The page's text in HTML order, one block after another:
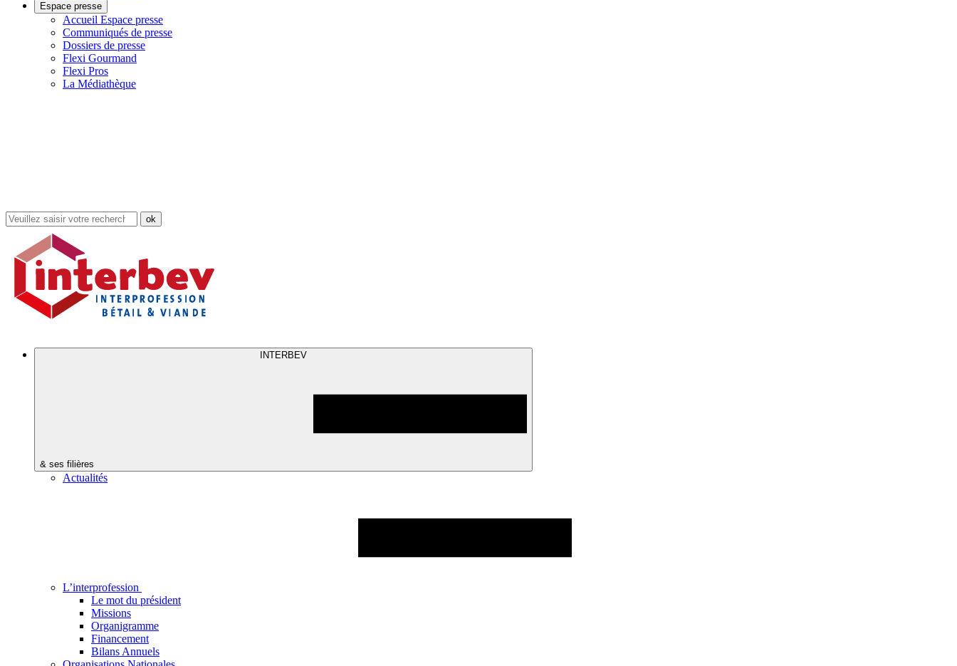
Espace presse
Accueil Espace presse
Communiqués de presse
Dossiers de presse
Flexi Gourmand
Flexi Pros
La Médiathèque
Rechercher
dans
site
INTERBEV
& ses filières
Actualités
L’interprofession
Le mot du président
Missions
Organigramme
Financement
Bilans Annuels